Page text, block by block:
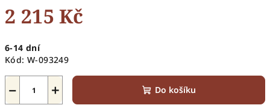
2 215 Kč
cena:
6-14 dní
Kód: W-093249
+
− Do košíku